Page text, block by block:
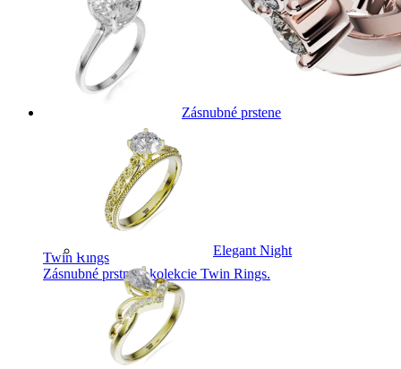
Twin Rings
Zásnubné prstne z kolekcie Twin Rings.
Zásnubné prstene
Elegant Night